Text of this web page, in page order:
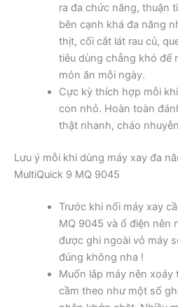
ra đa chức năng, thuận
bên cạnh khá đa năng
thịt, cối cắt lát rau củ,
tiêu dùng chẳng khó để
món ăn mỗi ngày.
Cực kỳ thích hợp mỗi
con nhỏ. Hoàn toàn
thật nhanh, cháo
Lưu ý mỗi khi dùng máy xay đa
MultiQuick 9 MQ 9045
Trước khi nối máy xay
MQ 9045 và ổ điện nên
được ghi ngoài vỏ máy
đúng không nha !
Muốn lắp máy nên
cầm theo như một số